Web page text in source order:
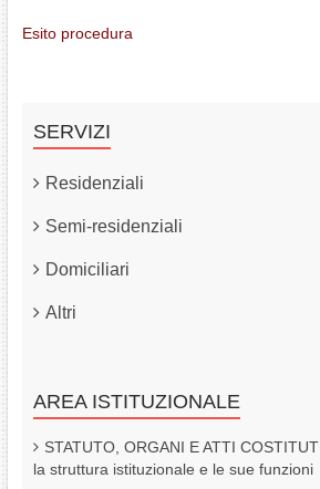
Esito procedura
SERVIZI
Residenziali
Semi-residenziali
Domiciliari
Altri
AREA ISTITUZIONALE
STATUTO, ORGANI E ATTI
la struttura istituzionale e le sue funzioni